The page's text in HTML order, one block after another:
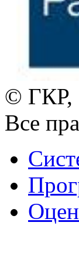
© ГКР,
Все